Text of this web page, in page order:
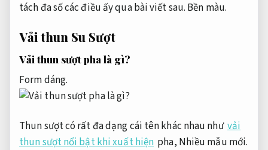
tách đa số các điều ấy qua bài viết sau. Bền màu.
Vải thun Su Sượt
Vải thun sượt pha là gì?
Form dáng.
Thun sượt có rất đa dạng cái tên khác nhau như vải
thun sượt nổi bật khi xuất hiện pha, Nhiều mẫu mới.